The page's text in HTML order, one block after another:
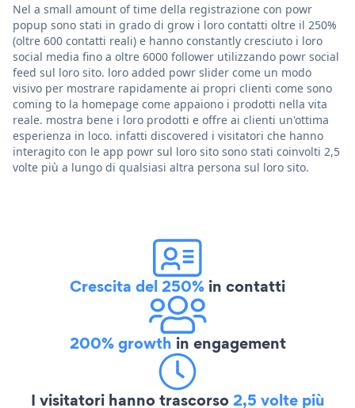
Nel a small amount of time della registrazione con powr
popup sono stati in grado di grow i loro contatti oltre il 250%
(oltre 600 contatti reali) e hanno constantly cresciuto i loro
social media fino a oltre 6000 follower utilizzando powr social
feed sul loro sito. loro added powr slider come un modo
visivo per mostrare rapidamente ai propri clienti come sono
coming to la homepage come appaiono i prodotti nella vita
reale. mostra bene i loro prodotti e offre ai clienti un'ottima
esperienza in loco. infatti discovered i visitatori che hanno
interagito con le app powr sul loro sito sono stati coinvolti 2,5
volte più a lungo di qualsiasi altra persona sul loro sito.
Crescita del 250% in contatti
200% growth in engagement
I visitatori hanno trascorso2,5 volte più